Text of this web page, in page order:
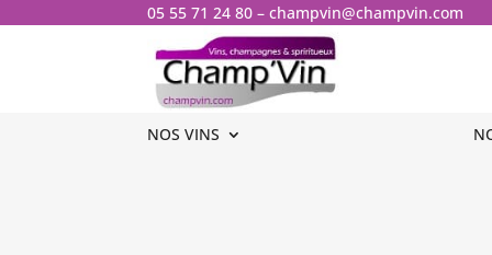
05 55 71 24 80 –champvin@champvin.com
NOS VINS
NOS VINS